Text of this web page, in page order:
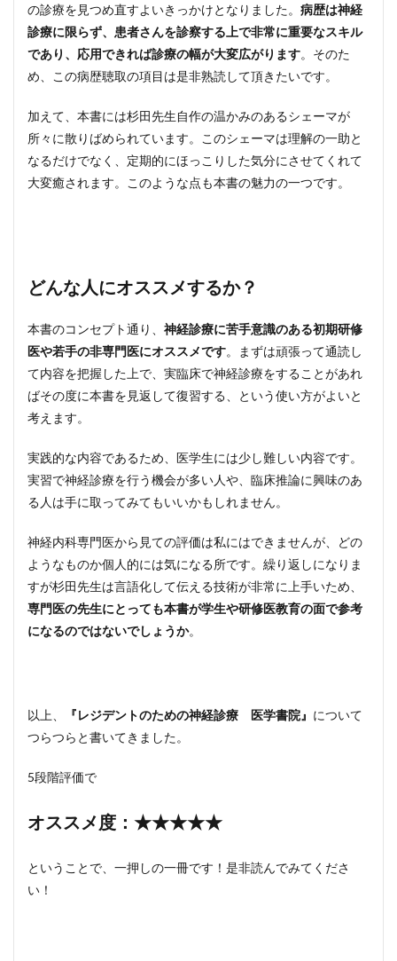
の診療を見つめ直すよいきっかけとなりました。 病歴は神経
診療に限らず、患者さんを診察する上で非常に重要なスキル
であり、応用できれば診療の幅が大変広がります。そのた
め、この病歴聴取の項目は是非熟読して頂きたいです。
加えて、本書には杉田先生自作の温かみのあるシェーマが
所々に散りばめられています。このシェーマは理解の一助と
なるだけでなく、定期的にほっこりした気分にさせてくれて
大変癒されます。このような点も本書の魅力の一つです。
どんな人にオススメするか？
本書のコンセプト通り、 神経診療に苦手意識のある初期研修
医や若手の非専門医にオススメです。まずは頑張って通読し
て内容を把握した上で、実臨床で神経診療をすることがあれ
ばその度に本書を見返して復習する、という使い方がよいと
考えます。
実践的な内容であるため、医学生には少し難しい内容です。
実習で神経診療を行う機会が多い人や、臨床推論に興味のあ
る人は手に取ってみてもいいかもしれません。
神経内科専門医から見ての評価は私にはできませんが、どの
ようなものか個人的には気になる所です。繰り返しになりま
すが杉田先生は言語化して伝える技術が非常に上手いため、
専門医の先生にとっても本書が学生や研修医教育の面で参考
になるのではないでしょうか。
以上、 『レジデントのための神経診療 医学書院』 について
つらつらと書いてきました。
5段階評価で
オススメ度：★★★★★
ということで、一押しの一冊です！是非読んでみてくださ
い！